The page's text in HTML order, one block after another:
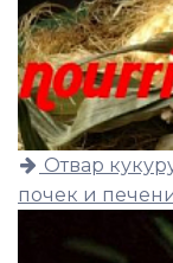
Отвар
почек и